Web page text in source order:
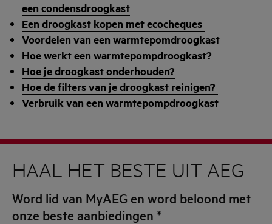
een condensdroogkast
Een droogkast kopen met ecocheques
Voordelen van een warmtepomdroogkast
Hoe werkt een warmtepompdroogkast?
Hoe je droogkast onderhouden?
Hoe de filters van je droogkast reinigen?
Verbruik van een warmtepompdroogkast
HAAL HET BESTE UIT AEG
Word lid van MyAEG en word beloond met
onze beste aanbiedingen *